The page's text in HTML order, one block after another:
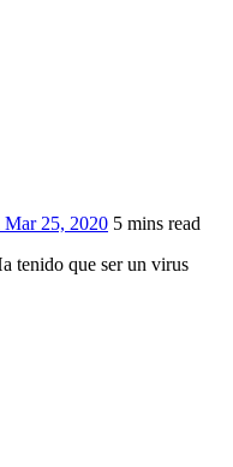
Mar 25, 2020 5 mins read